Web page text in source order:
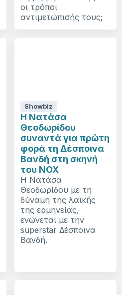
οι τρόποι
αντιμετώπισής τους;
Showbiz
Η Νατάσα
Θεοδωρίδου
συναντά για πρώτη
φορά τη Δέσποινα
Βανδή στη σκηνή
του NOX
Η Νατάσα
Θεοδωρίδου με τη
δύναμη της λαϊκής
της ερμηνείας,
ενώνεται με την
superstar Δέσποινα
Βανδή.